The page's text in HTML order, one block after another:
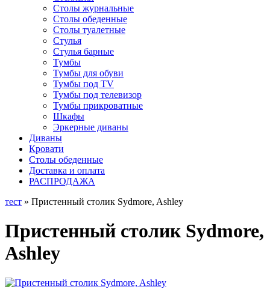
Столы журнальные
Столы обеденные
Столы туалетные
Стулья
Стулья барные
Тумбы
Тумбы для обуви
Тумбы под TV
Тумбы под телевизор
Тумбы прикроватные
Шкафы
Эркерные диваны
Диваны
Кровати
Столы обеденные
Доставка и оплата
РАСПРОДАЖА
тест » Пристенный столик Sydmore, Ashley
Пристенный столик Sydmore,
Ashley